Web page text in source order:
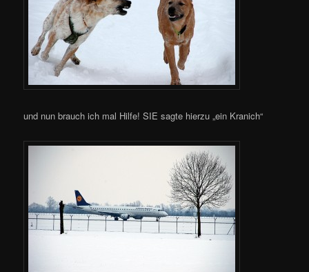
und nun brauch ich mal Hilfe! SIE sagte hierzu „ein Kranich“